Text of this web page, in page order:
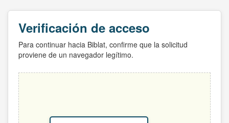
Verificación de acceso
Para continuar hacia Biblat, confirme que la solicitud
proviene de un navegador legítimo.